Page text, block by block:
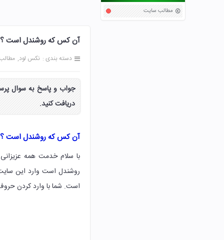
مطالب سایت
آن کس که روشندل است ؟
دسته بندی : نکس لود
جواب و پاسخ به سوال
دریافت کنید.
آن کس که روشندل است ؟
با سلام خدمت همه
روشندل است وارد این
است. شما با وارد کردن